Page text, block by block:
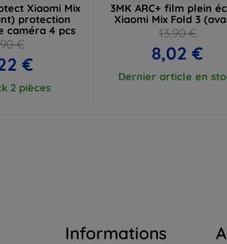
Xiaomi Mix
protection
caméra 4 pcs
€
€
2 pièces
3MK ARC+ film plein
Xiaomi Mix Fold 3
13,90 €
8,02 €
Dernier article en
Informations